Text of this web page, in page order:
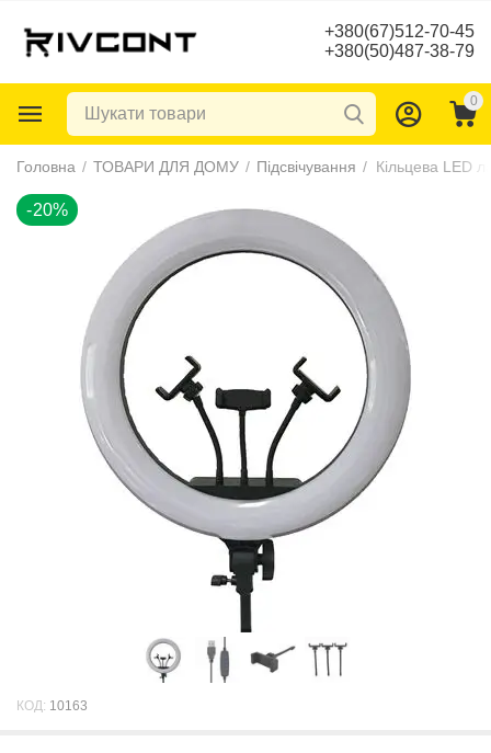
+380(67)512-70-45
+380(50)487-38-79
0
Головна / ТОВАРИ ДЛЯ ДОМУ / Підсвічування /
КОД: 10163